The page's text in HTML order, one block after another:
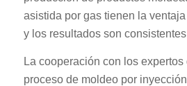
asistida por gas tienen la
y los resultados son
La cooperación con los expertos
proceso de moldeo por